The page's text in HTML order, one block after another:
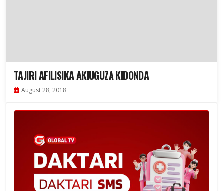
TAJIRI AFILISIKA AKIUGUZA KIDONDA
August 28, 2018